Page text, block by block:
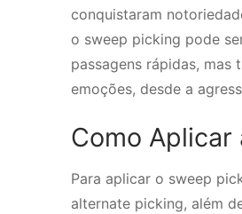
conquistaram
o sweep picking pode
passagens rápidas,
emoções, desde a
Como Aplicar
Para aplicar o sweep
alternate picking, além